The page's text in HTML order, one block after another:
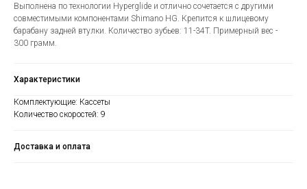
Выполнена по технологии Hyperglide и отлично сочетается с другими
совместимыми компонентами Shimano HG. Крепится к шлицевому
барабану задней втулки. Количество зубьев: 11-34T. Примерный вес -
300 грамм.
Характеристики
Комплектующие: Кассеты
Количество скоростей: 9
Доставка и оплата